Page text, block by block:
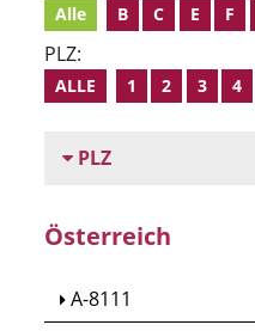
Alle B C E F
PLZ:
ALLE 1 2 3 4
PLZ
Österreich
A-8111